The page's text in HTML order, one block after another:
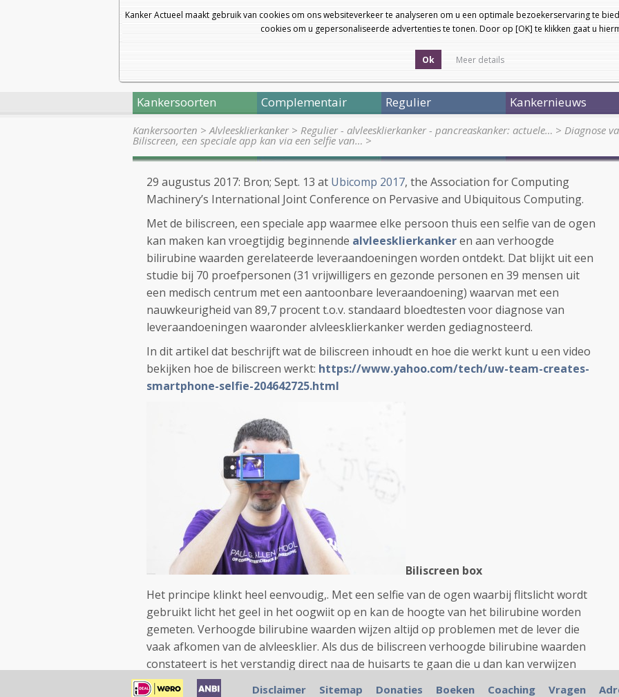
Kanker Actueel maakt gebruik van cookies om ons websiteverkeer te analyseren om u een optimale bezoekerservaring te
cookies om u gepersonaliseerde advertenties te tonen. Door op [OK] te klikken gaat u
Ok Meer details
Kankersoorten Complementair Regulier Kankernieuws
Kankersoorten >Alvleesklierkanker> Regulier - alvleesklierkanker - pancreaskanker: actuele… > Diagnose
Biliscreen, een speciale app kan via een selfie van… >
29 augustus 2017: Bron; Sept. 13 at Ubicomp 2017, the Association for Computing
Machinery’s International Joint Conference on Pervasive and Ubiquitous Computing.
Met de biliscreen, een speciale app waarmee elke persoon thuis een selfie van de ogen
kan maken kan vroegtijdig beginnende alvleesklierkankeren aan verhoogde
bilirubine waarden gerelateerde leveraandoeningen worden ontdekt. Dat blijkt uit een
studie bij 70 proefpersonen (31 vrijwilligers en gezonde personen en 39 mensen uit
een medisch centrum met een aantoonbare leveraandoening) waarvan met een
nauwkeurigheid van 89,7 procent t.o.v. standaard bloedtesten voor diagnose van
leveraandoeningen waaronder alvleesklierkanker werden gediagnosteerd.
In dit artikel dat beschrijft wat de biliscreen inhoudt en hoe die werkt kunt u een video
bekijken hoe de biliscreen werkt: https://www.yahoo.com/tech/uw-team-creates-
smartphone-selfie-204642725.html
Biliscreen box
Het principe klinkt heel eenvoudig,. Met een selfie van de ogen waarbij flitslicht wordt
gebruikt licht het geel in het oogwiit op en kan de hoogte van het bilirubine worden
gemeten. Verhoogde bilirubine waarden wijzen altijd op problemen met de lever die
vaak afkomen van de alvleesklier. Als dus de biliscreen verhoogde bilirubine waarden
constateert is het verstandig direct naa de huisarts te gaan die u dan kan verwijzen
naar een specialist voor verder diagnostisch onderzoek.
Disclaimer Sitemap Donaties Boeken Coaching Vragen